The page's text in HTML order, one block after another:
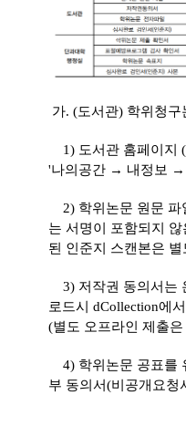
가. (도서관) 학위청구
1) 도서관 홈페이지 (
'나의공간 → 내정보 →
2) 학위논문 원문 파
는 서명이 포함되지
된 인준지 스캔본은
3) 저작권 동의서는
로드시 dCollection에
(별도 오프라인 제출
4) 학위논문 공표를
부 동의서(비공개요청